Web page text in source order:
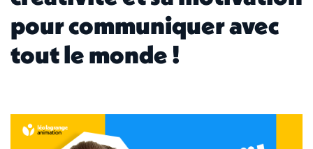
pour communiquer avec
tout le monde !